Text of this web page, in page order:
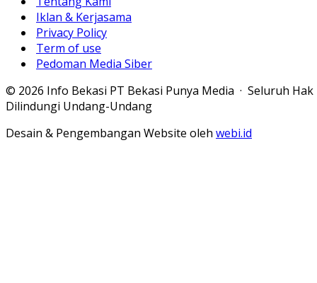
Iklan & Kerjasama
Privacy Policy
Term of use
Pedoman Media Siber
© 2026 Info Bekasi PT Bekasi Punya Media · Seluruh Hak
Dilindungi Undang-Undang
Desain & Pengembangan Website oleh webi.id